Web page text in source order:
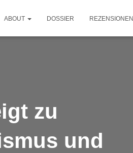
ABOUT DOSSIER REZENSIONEN
zu
und